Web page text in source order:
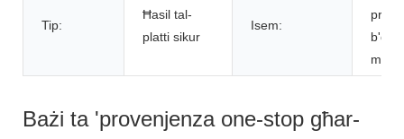
Tip:
Ħasil ​​tal-
platti sikur
Isem:
Bażi ta 'provenjenza one-stop għar-